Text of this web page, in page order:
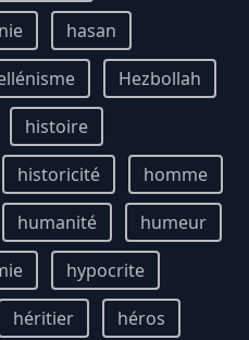
hasan
Hezbollah
histoire
historicité
homme
humanité
humeur
hypocrite
héritier
héros